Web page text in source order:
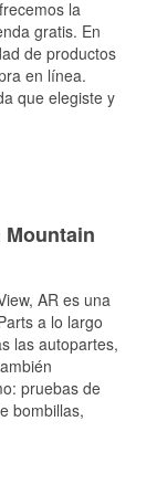
la
gratis. En
de productos
en línea.
que elegiste y
Mountain
, AR es una
a lo largo
las autopartes,
pruebas de
bombillas,